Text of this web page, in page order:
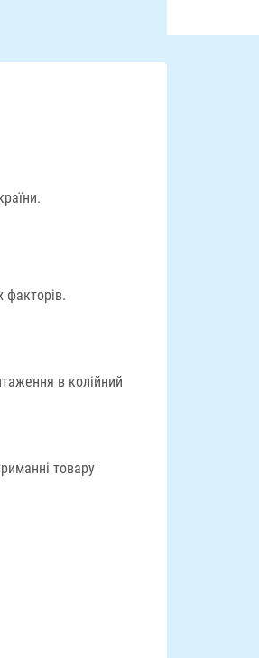
факторів.
в колійний
товару